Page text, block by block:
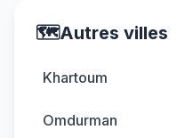
🗺️Autres villes
Khartoum
Omdurman